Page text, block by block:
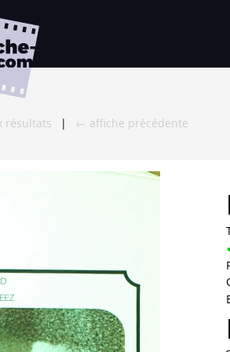
résultats | ← affiche précédente